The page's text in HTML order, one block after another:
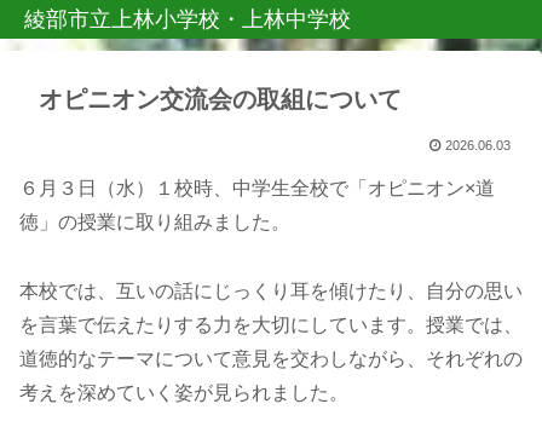
綾部市立上林小学校・上林中学校
オピニオン交流会の取組について
2026.06.03
６月３日（水）１校時、中学生全校で「オピニオン×道
徳」の授業に取り組みました。
本校では、互いの話にじっくり耳を傾けたり、自分の思い
を言葉で伝えたりする力を大切にしています。授業では、
道徳的なテーマについて意見を交わしながら、それぞれの
考えを深めていく姿が見られました。